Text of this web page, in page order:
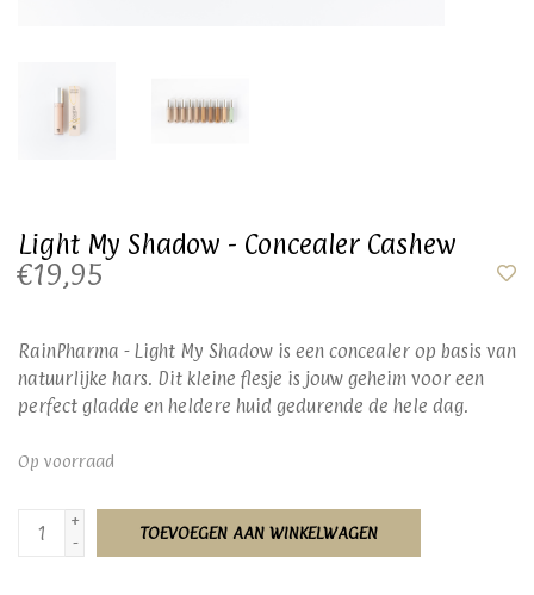
Light My Shadow - Concealer Cashew
€19,95
RainPharma - Light My Shadow is een concealer op basis van
natuurlijke hars. Dit kleine flesje is jouw geheim voor een
perfect gladde en heldere huid gedurende de hele dag.
Op voorraad
+
-
TOEVOEGEN AAN WINKELWAGEN